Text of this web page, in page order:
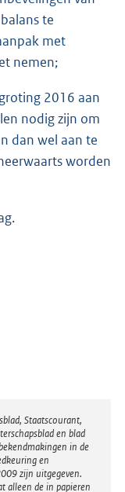
te
met
nemen;
2016 aan
nodig zijn om
dan wel aan te
worden
Staatscourant,
en blad
in de
en
zijn uitgegeven.
alleen de in papieren